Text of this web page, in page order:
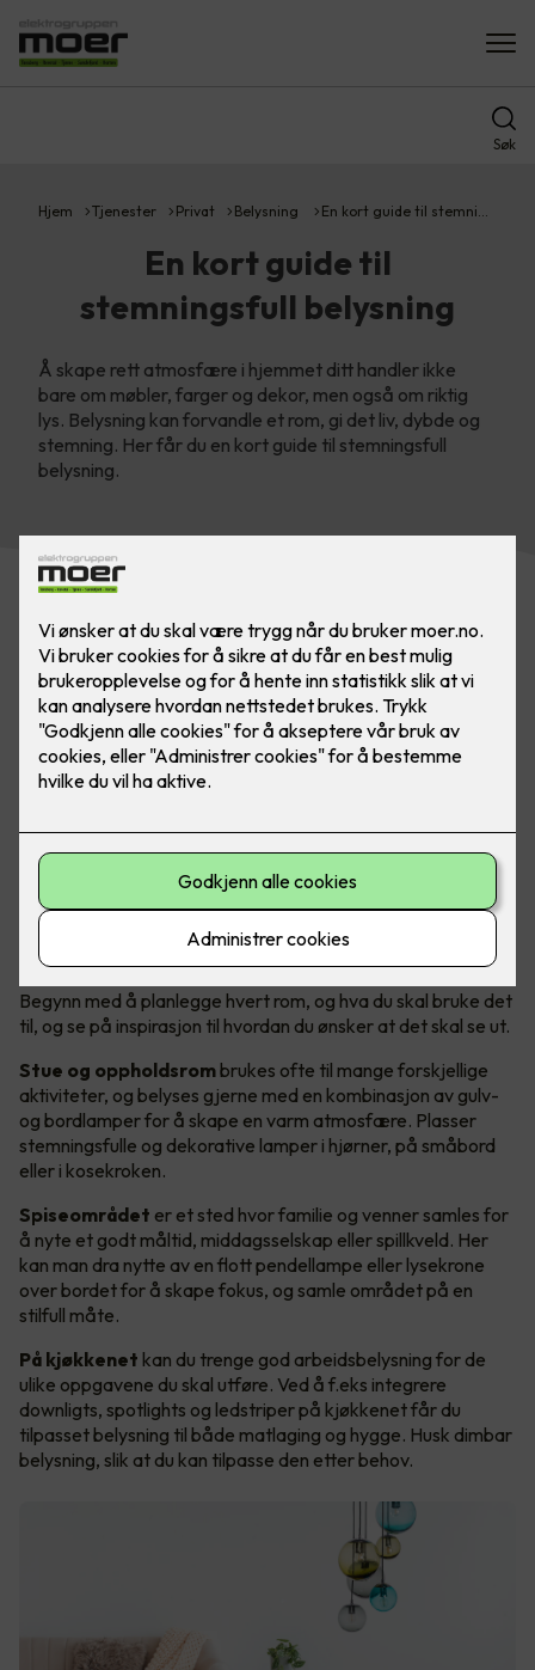
Søk
Hjem Tjenester Privat Belysning En kort guide til stemni…
En kort guide til
stemningsfull belysning
Å skape rett atmosfære i hjemmet ditt handler ikke
bare om møbler, farger og dekor, men også om riktig
lys. Belysning kan forvandle et rom, gi det liv, dybde og
stemning. Her får du en kort guide til stemningsfull
belysning.
Moderne belysning setter tonen og stemningen i et hjem.
Våre elektrikere hjelper deg med å fornye belysningen!
Bilde: Nordesign, Form Eiendom.
Rom for rom - skreddersydd belysning
Begynn med å planlegge hvert rom, og hva du skal bruke det
til, og se på inspirasjon til hvordan du ønsker at det skal se ut.
Stue og oppholdsrombrukes ofte til mange forskjellige
aktiviteter, og belyses gjerne med en kombinasjon av gulv-
og bordlamper for å skape en varm atmosfære. Plasser
stemningsfulle og dekorative lamper i hjørner, på småbord
eller i kosekroken.
Spiseområdet er et sted hvor familie og venner samles for
å nyte et godt måltid, middagsselskap eller spillkveld. Her
kan man dra nytte av en flott pendellampe eller lysekrone
over bordet for å skape fokus, og samle området på en
stilfull måte.
På kjøkkenet kan du trenge god arbeidsbelysning for de
ulike oppgavene du skal utføre. Ved å f.eks integrere
downligts, spotlights og ledstriper på kjøkkenet får du
tilpasset belysning til både matlaging og hygge. Husk dimbar
belysning, slik at du kan tilpasse den etter behov.